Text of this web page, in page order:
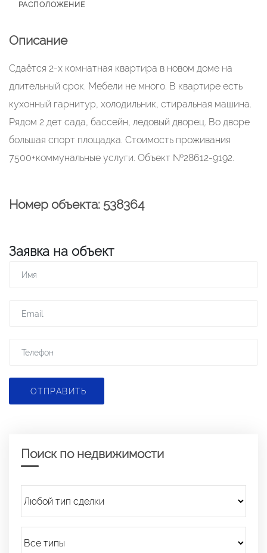
РАСПОЛОЖЕНИЕ
Описание
Сдаётся 2-х комнатная квартира в новом доме на
длительный срок. Мебели не много. В квартире есть
кухонный гарнитур, холодильник, стиральная машина.
Рядом 2 дет сада, бассейн, ледовый дворец. Во дворе
большая спорт площадка. Стоимость проживания
7500+коммунальные услуги. Объект №28612-9192.
Номер объекта: 538364
Заявка на объект
ОТПРАВИТЬ
Поиск по недвижимости